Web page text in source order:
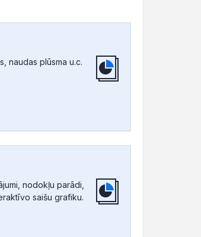
naudas plūsma u.c.
nodokļu parādi,
saišu grafiku.